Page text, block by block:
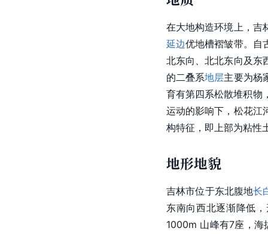
在大地构造环境上，吉
延边优地槽褶皱带。自
北东向、北北东向及东
的二叠系地层主要为杨
育有第四系松散堆积物
运动的影响下，松花江
构特征，即上部为粘性
地形地貌
吉林市位于东北腹地长
东南向西北逐渐降低
1000m 山峰有7座，